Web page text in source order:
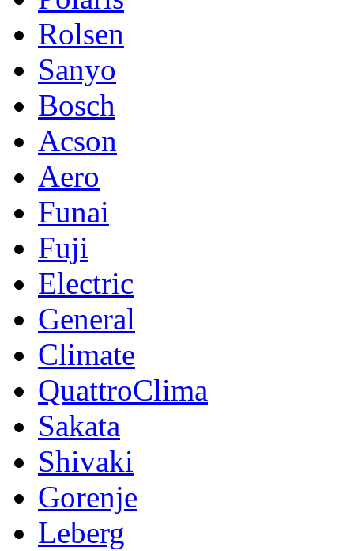
Rolsen
Sanyo
Bosch
Acson
Aero
Funai
Fuji
Electric
General
Climate
QuattroClima
Sakata
Shivaki
Gorenje
Leberg